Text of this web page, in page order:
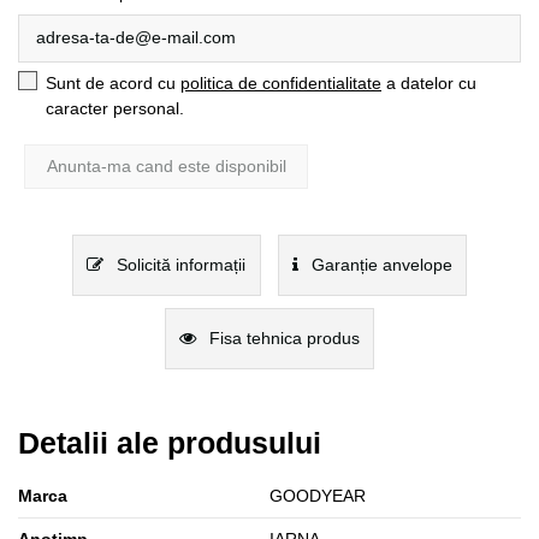
Sunt de acord cu politica de confidentialitate a datelor cu
caracter personal.
Solicită informații Garanție anvelope
Fisa tehnica produs
Detalii ale produsului
Marca GOODYEAR